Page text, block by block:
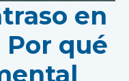
en
qué